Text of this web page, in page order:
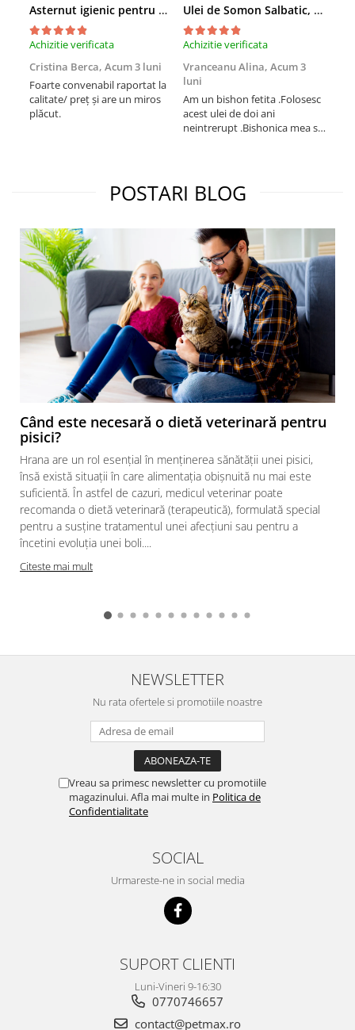
Asternut igienic pentru pisici Tofu Lavanda, Mon Petit 5 l
Achizitie verificata
Cristina Berca, Acum 3 luni
Foarte convenabil raportat la
calitate/ preț și are un miros
plăcut.
Ulei de Somon Salbatic, câini și pisici, piele si blană, BEST4PETS, 1l
Achizitie verificata
Vranceanu Alina, Acum 3
luni
Am un bishon fetita .Folosesc
acest ulei de doi ani
neintrerupt .Bishonica mea se
treia comanda recomand cu
mult drag !
POSTARI BLOG
Când este necesară o dietă veterinară pentru
pisici?
Hrana are un rol esențial în menținerea sănătății unei pisici,
însă există situații în care alimentația obișnuită nu mai este
suficientă. În astfel de cazuri, medicul veterinar poate
recomanda o dietă veterinară (terapeutică), formulată special
pentru a susține tratamentul unei afecțiuni sau pentru a
încetini evoluția unei boli....
Citeste mai mult
NEWSLETTER
Nu rata ofertele si promotiile noastre
Vreau sa primesc newsletter cu promotiile
magazinului. Afla mai multe in Politica de
Confidentialitate
SOCIAL
Urmareste-ne in social media
SUPORT CLIENTI
Luni-Vineri 9-16:30
0770746657
contact@petmax.ro